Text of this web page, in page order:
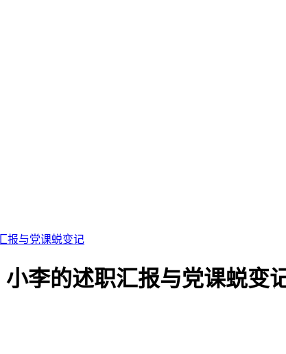
报与党课蜕变记
小李的述职汇报与党课蜕变